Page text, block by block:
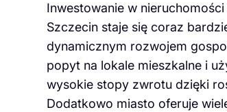
Inwestowanie w
Szczecin staje się coraz
dynamicznym rozwojem
popyt na lokale mieszkalne i
wysokie stopy zwrotu dzięki
Dodatkowo miasto oferuje